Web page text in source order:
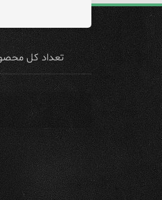
تعداد کل